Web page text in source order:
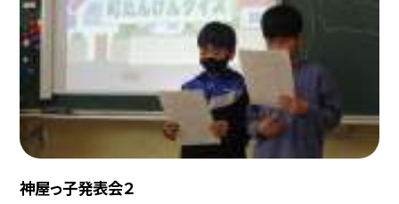
神屋っ子発表会２